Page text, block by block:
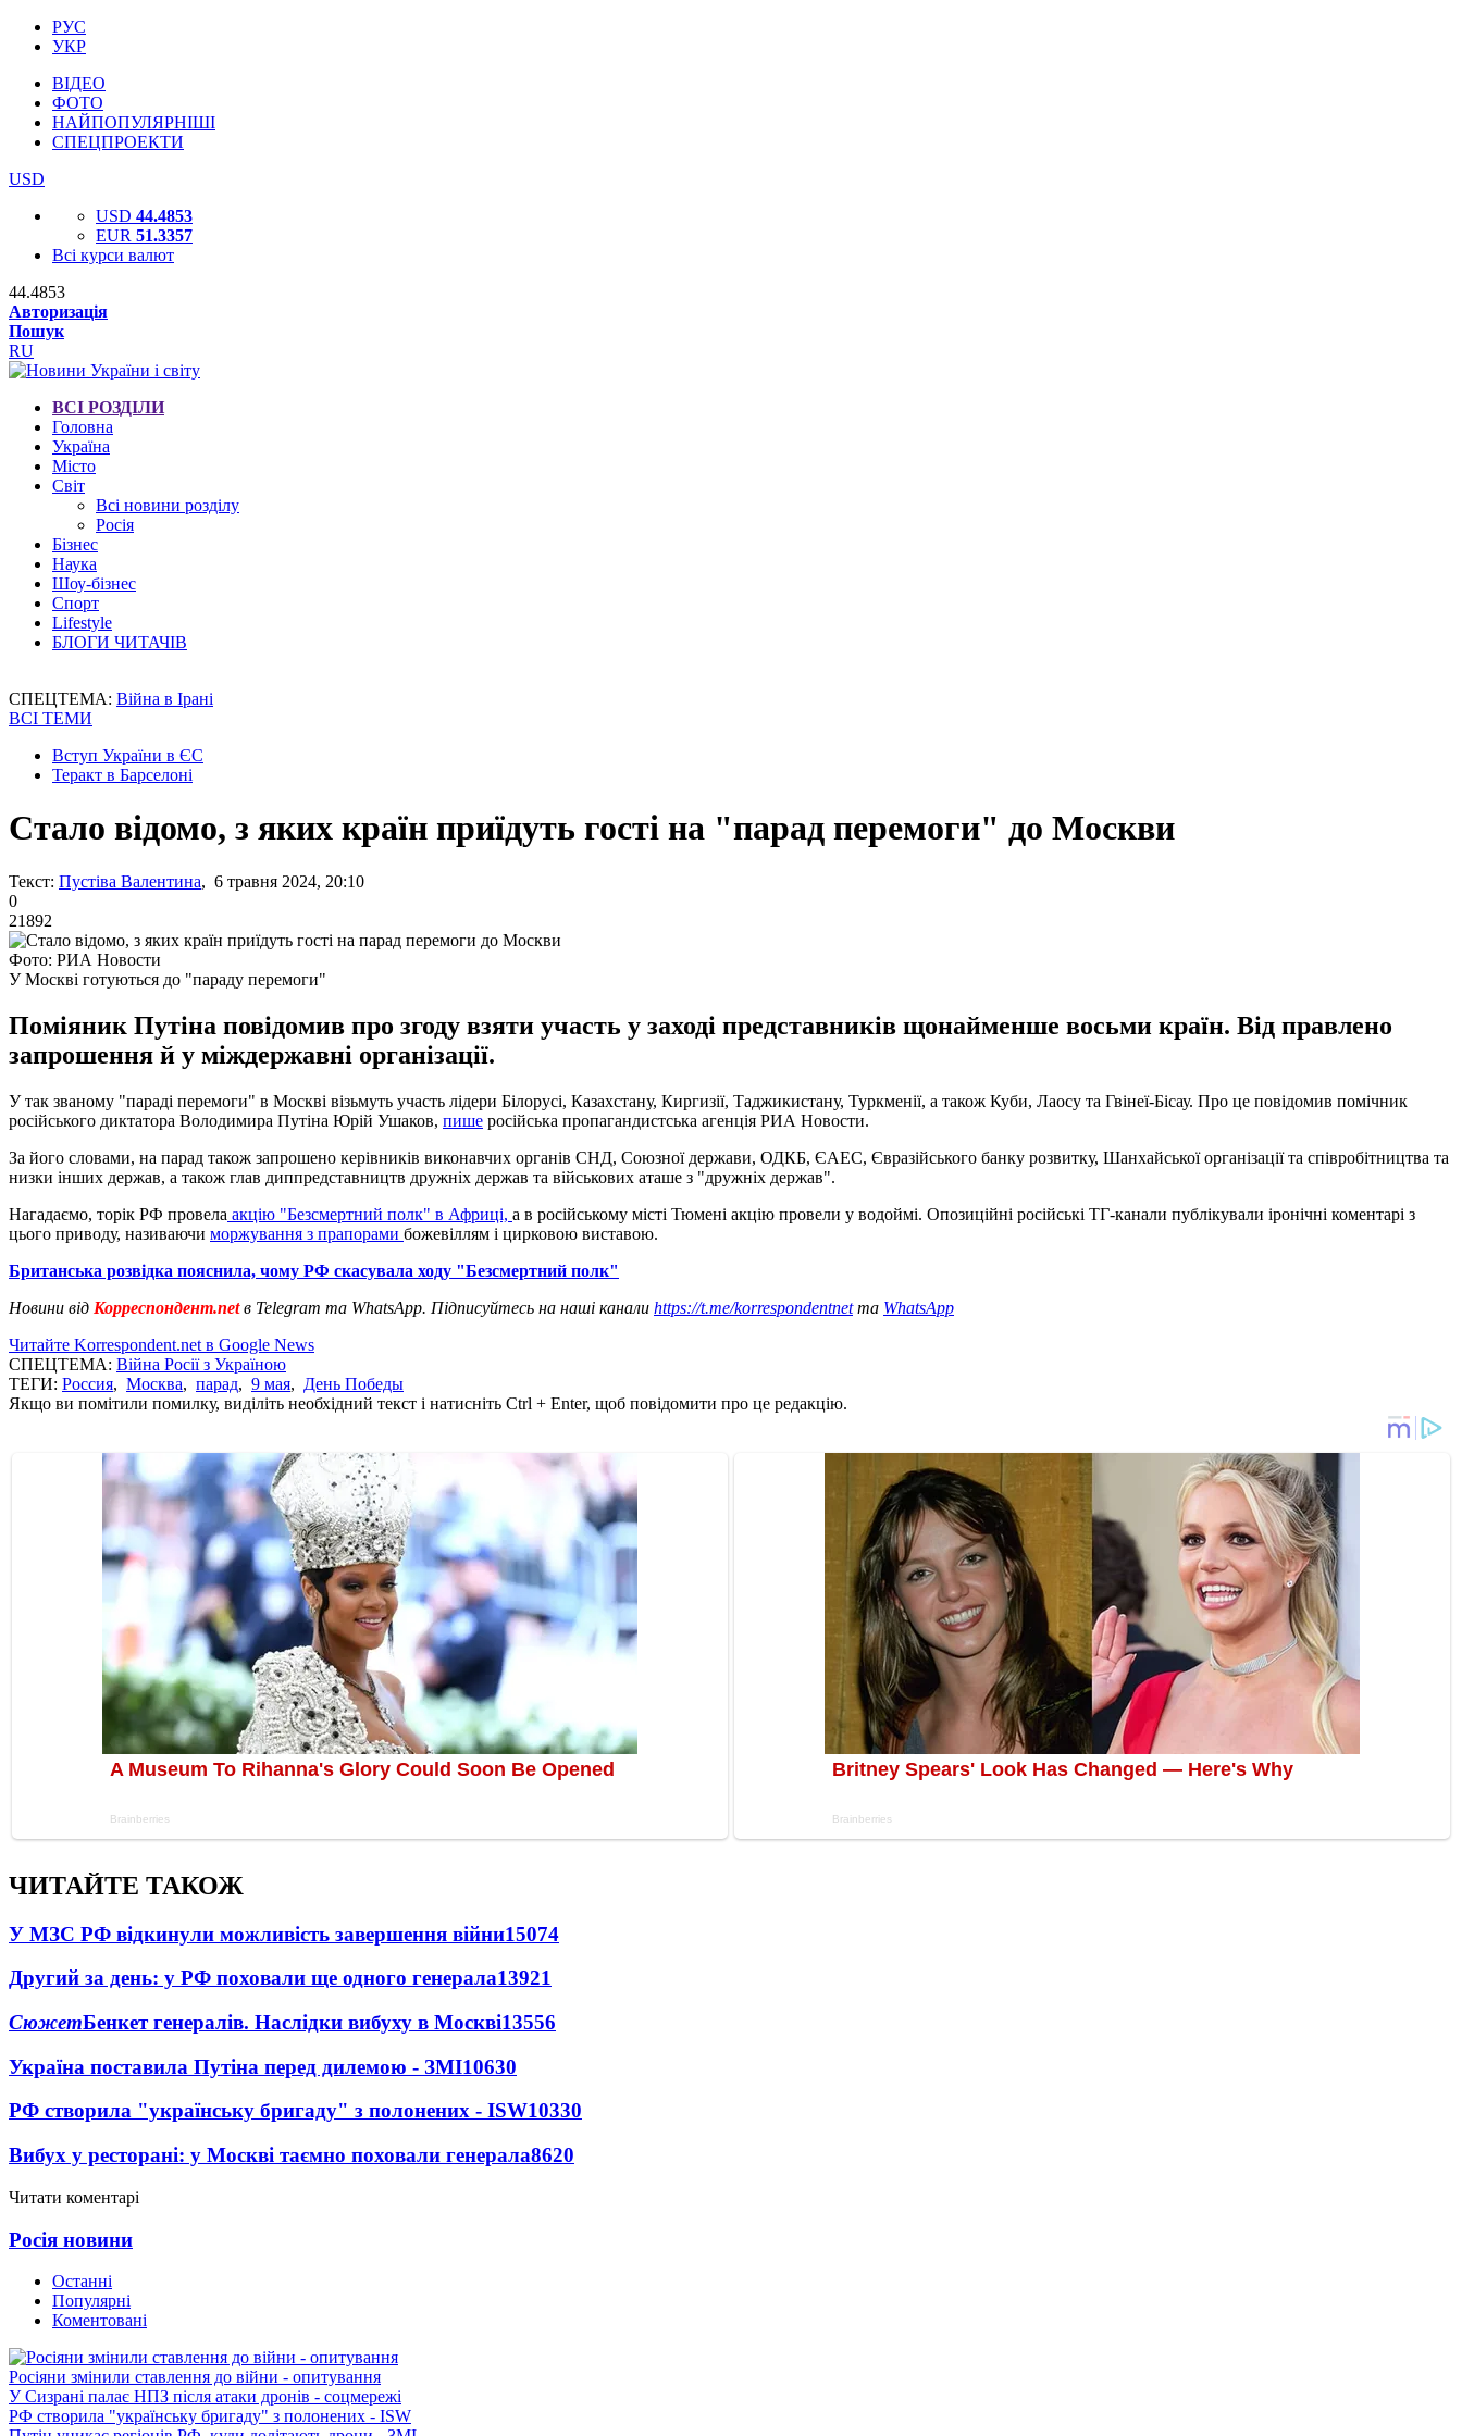
РУС
УКР
ВІДЕО
ФОТО
НАЙПОПУЛЯРНІШІ
СПЕЦПРОЕКТИ
USD
USD 44.4853
EUR 51.3357
Всі курси валют
44.4853
Авторизація
Пошук
RU
ВСІ РОЗДІЛИ
Головна
Україна
Місто
Світ
Всі новини розділу
Росія
Бізнес
Наука
Шоу-бізнес
Спорт
Lifestyle
БЛОГИ ЧИТАЧІВ
СПЕЦТЕМА: Війна в Ірані
ВСІ ТЕМИ
Вступ України в ЄС
Теракт в Барселоні
Стало відомо, з яких країн приїдуть гості на "парад перемоги" до Москви
Текст: Пустіва Валентина, 6 травня 2024, 20:10
0
21892
Фото: РИА Новости
У Москві готуються до "параду перемоги"
Поміяник Путіна повідомив про згоду взяти участь у заході представників щонайменше восьми країн. Від правлено
запрошення й у міждержавні організації.
У так званому "параді перемоги" в Москві візьмуть участь лідери Білорусі, Казахстану, Киргизії, Таджикистану, Туркменії, а також Куби, Лаосу та Гвінеї-Бісау. Про це повідомив помічник
російського диктатора Володимира Путіна Юрій Ушаков, пише російська пропагандистська агенція РИА Новости.
За його словами, на парад також запрошено керівників виконавчих органів СНД, Союзної держави, ОДКБ, ЄАЕС, Євразійського банку розвитку, Шанхайської організації та співробітництва та
низки інших держав, а також глав диппредставництв дружніх держав та військових аташе з "дружніх держав".
Нагадаємо, торік РФ провела акцію "Безсмертний полк" в Африці, а в російському місті Тюмені акцію провели у водоймі. Опозиційні російські ТГ-канали публікували іронічні коментарі з
цього приводу, називаючи моржування з прапорами божевіллям і цирковою виставою.
Британська розвідка пояснила, чому РФ скасувала ходу "Безсмертний полк"
Новини від Корреспондент.netв Telegram та WhatsApp. Підписуйтесь на наші канали https://t.me/korrespondentnetта WhatsApp
Читайте Korrespondent.net в Google News
СПЕЦТЕМА: Війна Росії з Україною
ТЕГИ: Россия, Москва, парад, 9 мая, День Победы
Якщо ви помітили помилку, виділіть необхідний текст і натисніть Ctrl + Enter, щоб повідомити про це редакцію.
ЧИТАЙТЕ ТАКОЖ
У МЗС РФ відкинули можливість завершення війни15074
Другий за день: у РФ поховали ще одного генерала13921
СюжетБенкет генералів. Наслідки вибуху в Москві13556
Україна поставила Путіна перед дилемою - ЗМІ10630
РФ створила "українську бригаду" з полонених - ISW10330
Вибух у ресторані: у Москві таємно поховали генерала8620
Читати коментарі
Росія новини
Останні
Популярні
Коментовані
Росіяни змінили ставлення до війни - опитування
У Сизрані палає НПЗ після атаки дронів - соцмережі
РФ створила "українську бригаду" з полонених - ISW